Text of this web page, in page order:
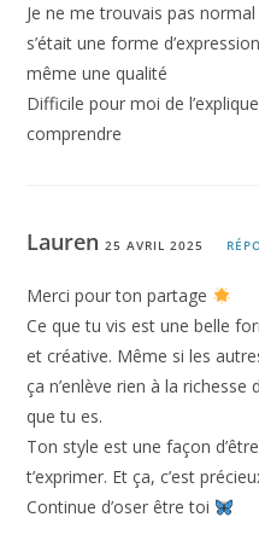
Je ne me trouvais pas
s’était une forme
même une qualité
Difficile pour moi de
comprendre
Lauren25 AVRIL 2025
Merci pour ton partage
Ce que tu vis est une belle
et créative. Même si les
ça n’enlève rien à la
que tu es.
Ton style est une façon
t’exprimer. Et ça, c’est
Continue d’oser être toi